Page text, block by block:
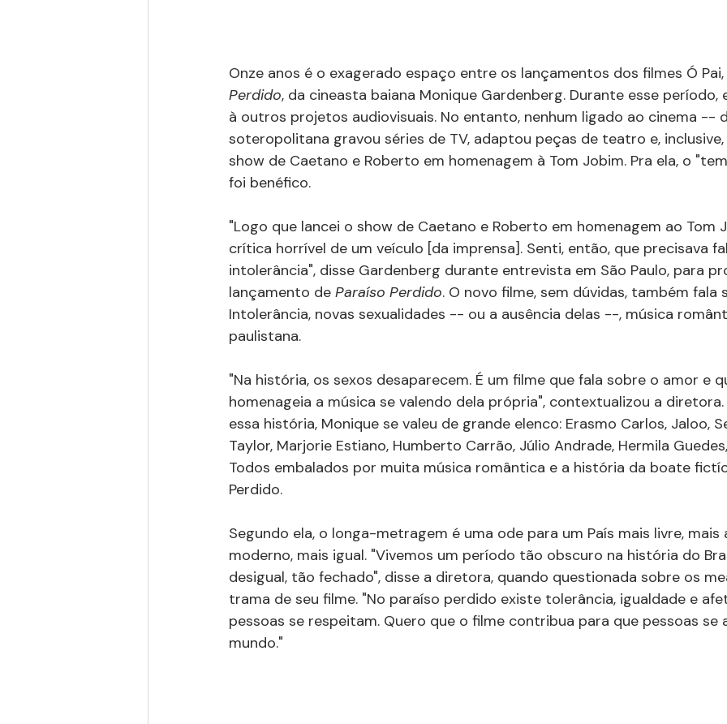
Onze anos é o exagerado espaço entre os lançamentos dos filmes Ó Pai,
Perdido, da cineasta baiana Monique Gardenberg. Durante esse período,
à outros projetos audiovisuais. No entanto, nenhum ligado ao cinema --
soteropolitana gravou séries de TV, adaptou peças de teatro e,
show de Caetano e Roberto em homenagem à Tom Jobim. Pra ela, o
foi benéfico.
"Logo que lancei o show de Caetano e Roberto em homenagem ao Tom
crítica horrível de um veículo [da imprensa]. Senti, então, que precisava
intolerância", disse Gardenberg durante entrevista em São Paulo, para
lançamento de Paraíso Perdido. O novo filme, sem dúvidas, também fala
Intolerância, novas sexualidades -- ou a ausência delas --, música
paulistana.
"Na história, os sexos desaparecem. É um filme que fala sobre o amor e
homenageia a música se valendo dela própria", contextualizou a
essa história, Monique se valeu de grande elenco: Erasmo Carlos, Jaloo,
Taylor, Marjorie Estiano, Humberto Carrão, Júlio Andrade, Hermila
Todos embalados por muita música romântica e a história da boate
Perdido.
Segundo ela, o longa-metragem é uma ode para um País mais livre, mais
moderno, mais igual. "Vivemos um período tão obscuro na história do
desigual, tão fechado", disse a diretora, quando questionada sobre os
trama de seu filme. "No paraíso perdido existe tolerância, igualdade e
pessoas se respeitam. Quero que o filme contribua para que pessoas se
mundo."